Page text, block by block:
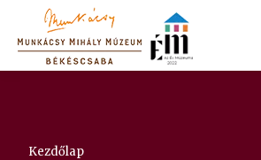
Itt vagy:
Kezdőlap